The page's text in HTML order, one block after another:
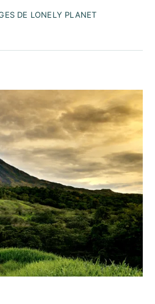
DE LONELY PLANET